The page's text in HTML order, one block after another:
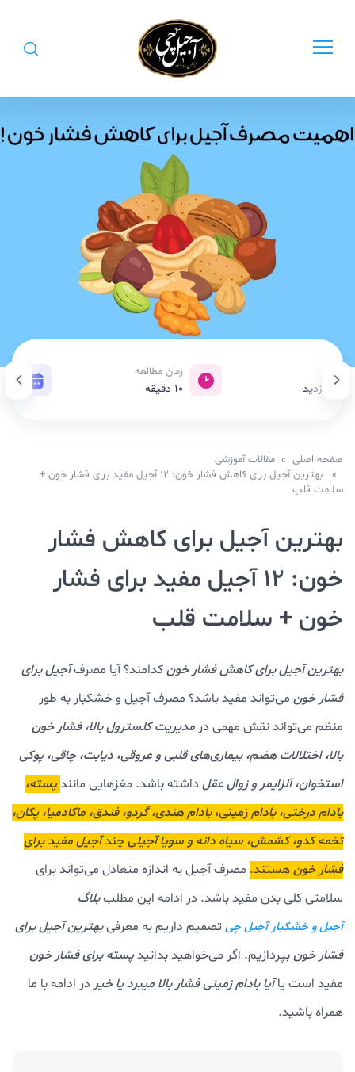
بازدید
زمان مطالعه
10 دقیقه
صفحه اصلی » مقالات آموزشی
» بهترین آجیل برای کاهش فشار خون: 12 آجیل مفید برای فشار خون +
سلامت قلب
بهترین آجیل برای کاهش فشار
خون: 12 آجیل مفید برای فشار
خون + سلامت قلب
بهترین آجیل برای کاهش فشار خونکدامند؟ آیا مصرفآجیل برای
فشار خون می‌تواند مفید باشد؟ مصرف آجیل و خشکبار به طور
منظم می‌تواند نقش مهمی در مدیریت کلسترول بالا، فشار خون
بالا، اختلالات هضم، بیماری‌های قلبی و عروقی، دیابت، چاقی، پوکی
استخوان، آلزایمر و زوال عقل داشته باشد. مغزهایی مانندپسته،
بادام درختی، بادامزمینی،بادام هندی، گردو، فندق، ماکادمیا، پکان،
تخمه کدو، کشمش، سیاه دانه و سویا آجیلیچندآجیل مفید برای
فشار خونهستند. مصرف آجیل به اندازه متعادل می‌تواند برای
سلامتی کلی بدن مفید باشد. در ادامه این مطلببلاگ
آجیل و خشکبار آجیل چی تصمیم داریم به معرفیبهترین آجیل برای
فشار خونبپردازیم. اگر می‌خواهید بدانیدپسته برای فشار خون
مفید است یاآیا بادام زمینی فشار بالا میبرد یا خیر در ادامه با ما
همراه باشید.